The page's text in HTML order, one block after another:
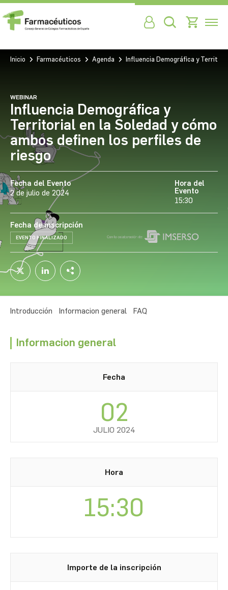
Inicio Farmacéuticos Agenda Influencia Demográfica y
WEBINAR
Influencia Demográfica y
Territorial en la Soledad y cómo
ambos definen los perfiles de
riesgo
Fecha del Evento
2 de julio de 2024
Hora del
Evento
15:30
Fecha de inscripción
EVENTO FINALIZADO
Introducción Informacion general FAQ
Informacion general
Fecha
02
JULIO 2024
Hora
15:30
Importe de la inscripción